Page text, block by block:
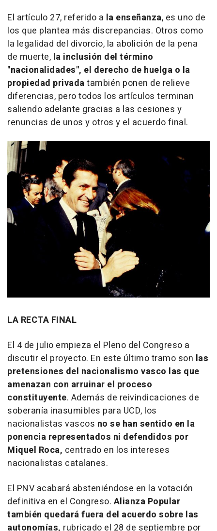
El artículo 27, referido a la enseñanza, es uno de
los que plantea más discrepancias. Otros como
la legalidad del divorcio, la abolición de la pena
de muerte, la inclusión del término
"nacionalidades", el derecho de huelga o la
propiedad privadatambién ponen de relieve
diferencias, pero todos los artículos terminan
saliendo adelante gracias a las cesiones y
renuncias de unos y otros y el acuerdo final.
LA RECTA FINAL
El 4 de julio empieza el Pleno del Congreso a
discutir el proyecto. En este último tramo son las
pretensiones del nacionalismo vasco las que
amenazan con arruinar el proceso
constituyente. Además de reivindicaciones de
soberanía inasumibles para UCD, los
nacionalistas vascos no se han sentido en la
ponencia representados ni defendidos por
Miquel Roca, centrado en los intereses
nacionalistas catalanes.
El PNV acabará absteniéndose en la votación
definitiva en el Congreso. Alianza Popular
también quedará fuera del acuerdo sobre las
autonomías, rubricado el 28 de septiembre por